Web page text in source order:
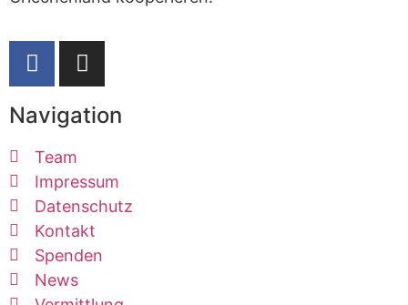
Navigation
Team
Impressum
Datenschutz
Kontakt
Spenden
News